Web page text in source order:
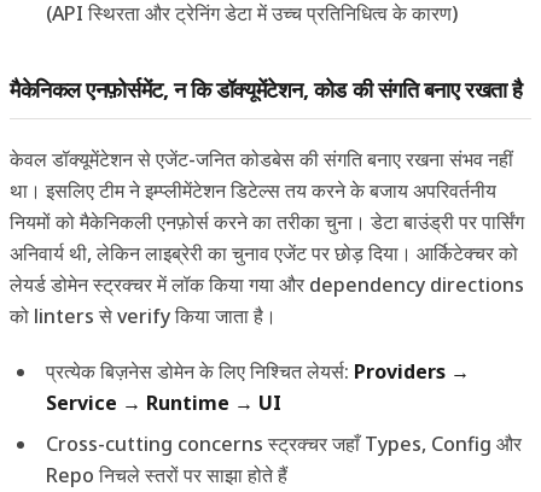
(API स्थिरता और ट्रेनिंग डेटा में उच्च प्रतिनिधित्व के कारण)
मैकेनिकल एनफ़ोर्समेंट, न कि डॉक्यूमेंटेशन, कोड की संगति बनाए रखता है
केवल डॉक्यूमेंटेशन से एजेंट-जनित कोडबेस की संगति बनाए रखना संभव नहीं
था। इसलिए टीम ने इम्प्लीमेंटेशन डिटेल्स तय करने के बजाय अपरिवर्तनीय
नियमों को मैकेनिकली एनफ़ोर्स करने का तरीका चुना। डेटा बाउंड्री पर पार्सिंग
अनिवार्य थी, लेकिन लाइब्रेरी का चुनाव एजेंट पर छोड़ दिया। आर्किटेक्चर को
लेयर्ड डोमेन स्ट्रक्चर में लॉक किया गया और dependency directions
को linters से verify किया जाता है।
प्रत्येक बिज़नेस डोमेन के लिए निश्चित लेयर्स: Providers →
Service → Runtime → UI
Cross-cutting concerns स्ट्रक्चर जहाँ Types, Config और
Repo निचले स्तरों पर साझा होते हैं